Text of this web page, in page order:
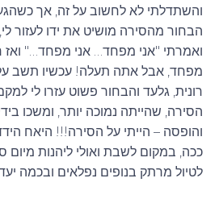
והשתדלתי לא לחשוב על זה, אך
הבחור מהסירה מושיט את ידו לעזור
ואמרתי "אני מפחד… אני מפחד…" ואז
מפחד, אבל אתה תעלה! עכשיו תשב
רונית, גלעד והבחור פשוט עזרו לי
הסירה, שהייתה נמוכה יותר, ומשכו
והופסה – הייתי על הסירה!!! היאח
ככה, במקום לשבת ואולי ליהנות מיום
לטיול מרתק בנופים נפלאים ובכמה